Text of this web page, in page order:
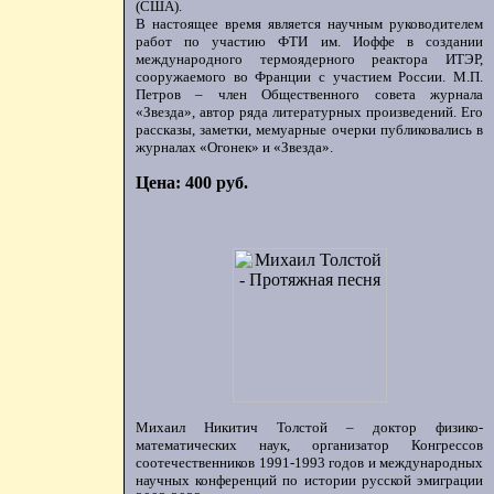
(США).
В настоящее время является научным руководителем
работ по участию ФТИ им. Иоффе в создании
международного термоядерного реактора ИТЭР,
сооружаемого во Франции с участием России. М.П.
Петров – член Общественного совета журнала
«Звезда», автор ряда литературных произведений. Его
рассказы, заметки, мемуарные очерки публиковались в
журналах «Огонек» и «Звезда».
Цена: 400 руб.
Михаил Никитич Толстой – доктор физико-
математических наук, организатор Конгрессов
соотечественников 1991-1993 годов и международных
научных конференций по истории русской эмиграции